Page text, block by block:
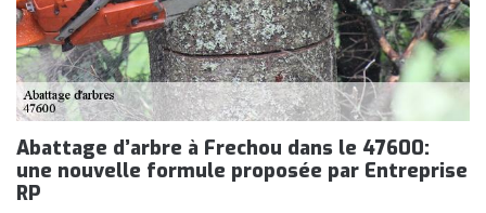
Abattage d’arbre à Frechou dans le 47600:
une nouvelle formule proposée par Entreprise
RP